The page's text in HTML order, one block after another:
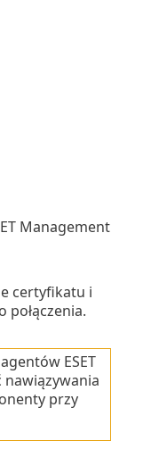
Management
certyfikatu i
połączenia.
ESET
przy